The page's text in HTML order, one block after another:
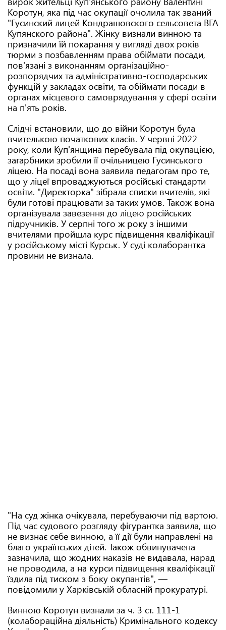
Коротун, яка під час окупації очолила так званий
"Гусинский лицей Кондрашовского сельсовета ВГА
Купянского района". Жінку визнали винною та
призначили їй покарання у вигляді двох років
тюрми з позбавленням права обіймати посади,
пов'язані з виконанням організаційно-
розпорядчих та адміністративно-господарських
функцій у закладах освіти, та обіймати посади в
органах місцевого самоврядування у сфері освіти
на п'ять років.
Слідчі встановили, що до війни Коротун була
вчителькою початкових класів. У червні 2022
року, коли Куп'янщина перебувала під окупацією,
загарбники зробили її очільницею Гусинського
ліцею. На посаді вона заявила педагогам про те,
що у ліцеї впроваджуються російські стандарти
освіти. "Директорка" зібрала списки вчителів, які
були готові працювати за таких умов. Також вона
організувала завезення до ліцею російських
підручників. У серпні того ж року з іншими
вчителями пройшла курс підвищення кваліфікації
у російському місті Курськ. У суді колаборантка
провини не визнала.
"На суд жінка очікувала, перебуваючи під вартою.
Під час судового розгляду фігурантка заявила, що
не визнає себе винною, а її дії були направлені на
благо українських дітей. Також обвинувачена
зазначила, що жодних наказів не видавала, нарад
не проводила, а на курси підвищення кваліфікації
їздила під тиском з боку окупантів", —
повідомили у Харківській обласній прокуратурі.
Винною Коротун визнали за ч. 3 ст. 111-1
(колабораційна діяльність) Кримінального кодексу